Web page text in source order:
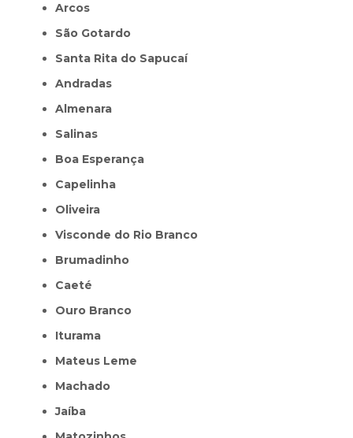
Arcos
São Gotardo
Santa Rita do Sapucaí
Andradas
Almenara
Salinas
Boa Esperança
Capelinha
Oliveira
Visconde do Rio Branco
Brumadinho
Caeté
Ouro Branco
Iturama
Mateus Leme
Machado
Jaíba